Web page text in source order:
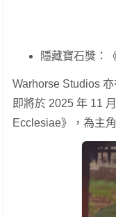
隱藏寶石獎：
Warhorse Studios
即將於 2025 年 11
Ecclesiae》，為主